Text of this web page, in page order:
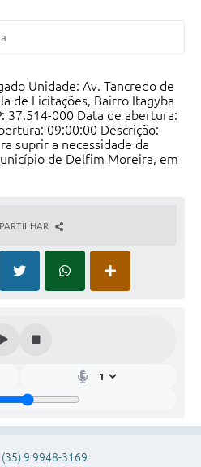
Unidade: Av. Tancredo de
de Licitações, Bairro Itagyba
37.514-000 Data de abertura:
09:00:00 Descrição:
suprir a necessidade da
de Delfim Moreira, em
9 9948-3169